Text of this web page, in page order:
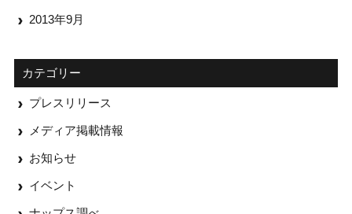
2013年9月
カテゴリー
プレスリリース
メディア掲載情報
お知らせ
イベント